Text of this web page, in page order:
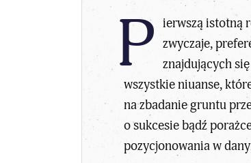
P ierwszą istotną
zwyczaje,
znajdujących
wszystkie niuanse,
na zbadanie gruntu
o sukcesie bądź
pozycjonowania w